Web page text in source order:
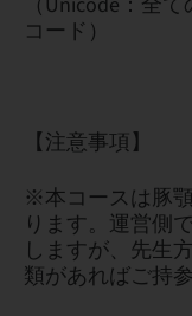
コード）
【注意事項】
※本コースは豚
ります。運営側
しますが、先生
類があればご持